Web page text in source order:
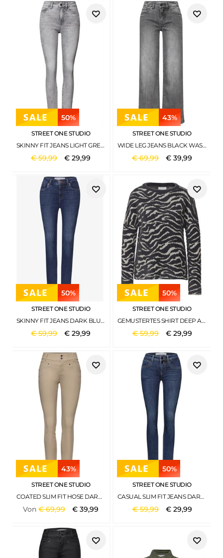
50%
STREET ONE STUDIO
SKINNY FIT JEANS LIGHT GREY RANDOM
€59,99 €29,99
43%
STREET ONE STUDIO
WIDE LEG JEANS BLACK WASHED
€69,99 €39,99
50%
STREET ONE STUDIO
SKINNY FIT JEANS DARK BLUE WASHED
€59,99 €29,99
50%
STREET ONE STUDIO
GEMUSTERTES SHIRT DEEP ASH GREY
€59,99 € 29,99
43%
STREET ONE STUDIO
COATED SLIM FIT HOSE DARK MORN BEIGE
Von€69,99 €39,99
50%
STREET ONE STUDIO
CASUAL SLIM FIT JEANS DARK INDIGO BLUE WASHED
€59,99 € 29,99